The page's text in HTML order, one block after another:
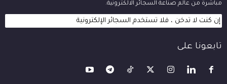
مباشرة من عالم صناعة السجائر الالكترونية.
إن كنت لا تدخن ، فلا تستخدم السجائر الإلكترونية
تابعونا على